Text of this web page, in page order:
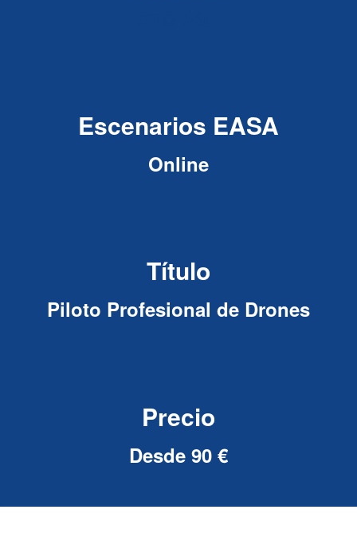
Escenarios EASA
Online
Título
Piloto Profesional de Drones
Precio
Desde 90 €